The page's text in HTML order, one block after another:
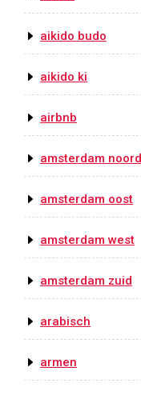
aikido budo
aikido ki
airbnb
amsterdam noord
amsterdam oost
amsterdam west
amsterdam zuid
arabisch
armen